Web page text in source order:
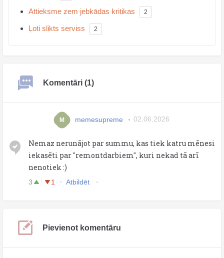
Attieksme zem jebkādas kritikas 2
Ļoti slikts serviss 2
Komentāri (1)
M memesupreme 02.06.2026
Nemaz nerunājot par summu, kas tiek katru mēnesi
iekasēti par "remontdarbiem", kuri nekad tā arī
nenotiek :)
3 1 Atbildēt
Pievienot komentāru